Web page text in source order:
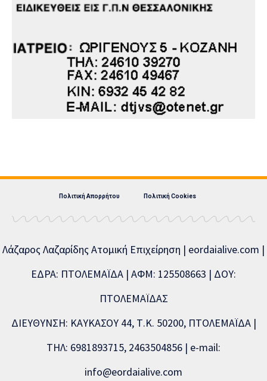
Πολιτική Απορρήτου Πολιτική Cookies
Λάζαρος Λαζαρίδης Ατομική Επιχείρηση | eordaialive.com |
ΕΔΡΑ: ΠΤΟΛΕΜΑΪΔΑ | ΑΦΜ: 125508663 | ΔΟΥ:
ΠΤΟΛΕΜΑΪΔΑΣ
ΔΙΕΥΘΥΝΣΗ: ΚΑΥΚΑΣΟΥ 44, Τ.Κ. 50200, ΠΤΟΛΕΜΑΪΔΑ |
ΤΗΛ: 6981893715, 2463504856 | e-mail:
info@eordaialive.com